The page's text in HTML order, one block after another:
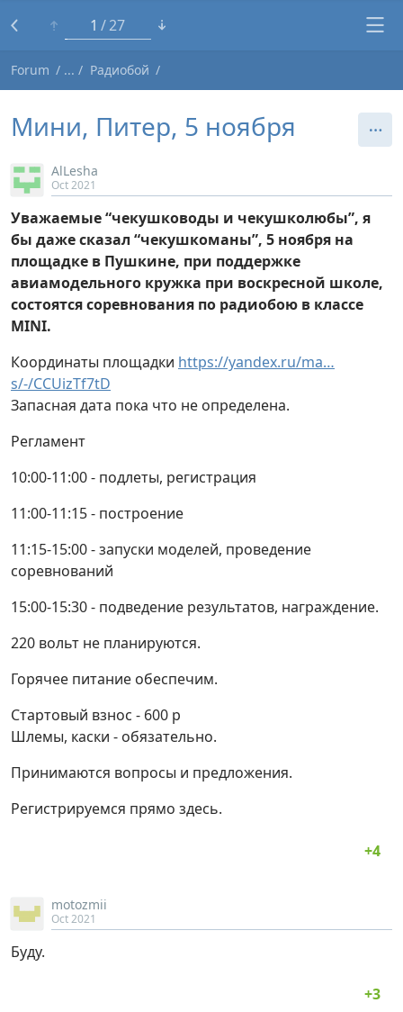
1 27
Forum Радиобой
Мини, Питер, 5 ноября
AlLesha
Oct 2021
Уважаемые “чекушководы и чекушколюбы”, я
бы даже сказал “чекушкоманы”, 5 ноября на
площадке в Пушкине, при поддержке
авиамодельного кружка при воскресной школе,
состоятся соревнования по радиобою в классе
MINI.
Координаты площадки https://yandex.ru/ma…
s/-/CCUizTf7tD
Запасная дата пока что не определена.
Регламент
10:00-11:00 - подлеты, регистрация
11:00-11:15 - построение
11:15-15:00 - запуски моделей, проведение
соревнований
15:00-15:30 - подведение результатов, награждение.
220 вольт не планируются.
Горячее питание обеспечим.
Стартовый взнос - 600 р
Шлемы, каски - обязательно.
Принимаются вопросы и предложения.
Регистрируемся прямо здесь.
motozmii
Oct 2021
Буду.